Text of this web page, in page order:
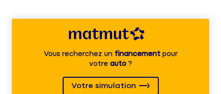
Vous recherchez unfinancementpour
votre auto?
Votre simulation